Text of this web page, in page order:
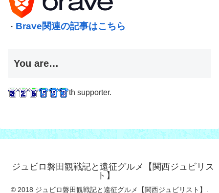
・ Brave関連の記事はこちら
You are…
th supporter.
ジュビロ磐田観戦記と遠征グルメ【関西ジュビリス
ト】
© 2018 ジュビロ磐田観戦記と遠征グルメ【関西ジュビリスト】.